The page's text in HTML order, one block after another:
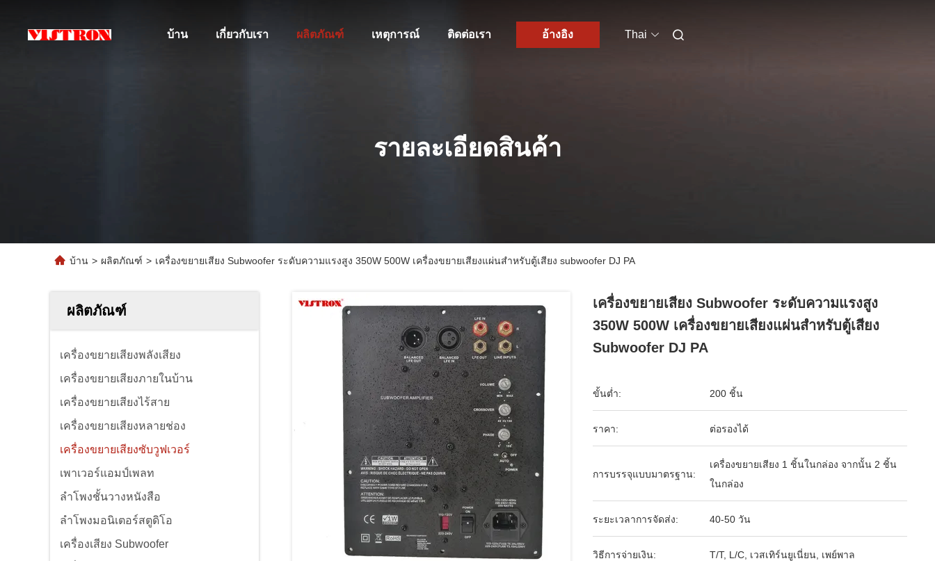
บ้าน เกี่ยวกับเรา ผลิตภัณฑ์ เหตุการณ์ ติดต่อเรา อ้างอิง Thai
รายละเอียดสินค้า
บ้าน > ผลิตภัณฑ์ > เครื่องขยายเสียง Subwoofer ระดับความแรงสูง 350W 500W เครื่องขยายเสียงแผ่นสําหรับตู้เสียง subwoofer DJ PA
ผลิตภัณฑ์
เครื่องขยายเสียงพลังเสียง
เครื่องขยายเสียงภายในบ้าน
เครื่องขยายเสียงไร้สาย
เครื่องขยายเสียงหลายช่อง
เครื่องขยายเสียงซับวูฟเวอร์
เพาเวอร์แอมป์เพลท
ลำโพงชั้นวางหนังสือ
ลำโพงมอนิเตอร์สตูดิโอ
เครื่องเสียง Subwoofer
เครื่องขยายเสียง Subwoofer ระดับความแรงสูง
350W 500W เครื่องขยายเสียงแผ่นสําหรับตู้เสียง
Subwoofer DJ PA
ขั้นต่ำ: 200 ชิ้น
ราคา: ต่อรองได้
การบรรจุแบบมาตรฐาน:
เครื่องขยายเสียง 1 ชิ้นในกล่อง จากนั้น 2 ชิ้น
ในกล่อง
ระยะเวลาการจัดส่ง: 40-50 วัน
วิธีการจ่ายเงิน: T/T, L/C, เวสเทิร์นยูเนี่ยน, เพย์พาล